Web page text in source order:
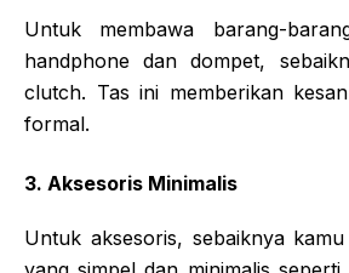
Untuk membawa barang-
handphone dan dompet,
clutch. Tas ini memberikan
formal.
3. Aksesoris Minimalis
Untuk aksesoris, sebaiknya